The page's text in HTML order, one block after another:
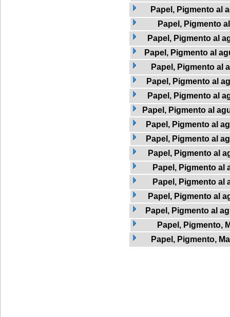
Papel, Pigmento al
Papel, Pigmento
Papel, Pigmento al
Papel, Pigmento al
Papel, Pigmento al
Papel, Pigmento al
Papel, Pigmento al
Papel, Pigmento al
Papel, Pigmento al
Papel, Pigmento al
Papel, Pigmento al
Papel, Pigmento al
Papel, Pigmento al
Papel, Pigmento al
Papel, Pigmento al
Papel, Pigmento,
Papel, Pigmento,